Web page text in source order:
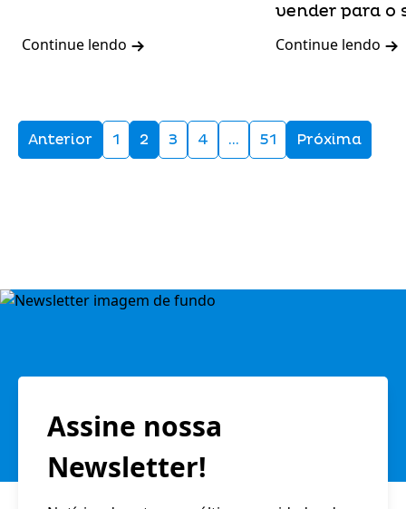
Continue lendo
vender para o
Continue lendo
Anterior 1 2 3 4 … 51 Próxima
Assine nossa
Newsletter!